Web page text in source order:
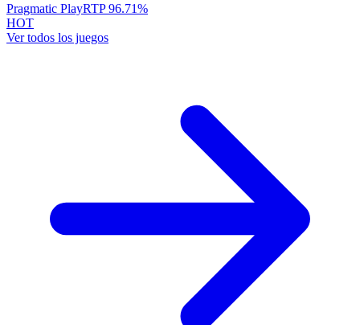
Pragmatic PlayRTP96.71%
HOT
Ver todos los juegos